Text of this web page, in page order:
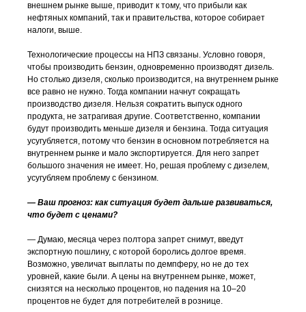
внешнем рынке выше, приводит к тому, что прибыли как
нефтяных компаний, так и правительства, которое собирает
налоги, выше.
Технологические процессы на НПЗ связаны. Условно говоря,
чтобы производить бензин, одновременно производят дизель.
Но столько дизеля, сколько производится, на внутреннем рынке
все равно не нужно. Тогда компании начнут сокращать
производство дизеля. Нельзя сократить выпуск одного
продукта, не затрагивая другие. Соответственно, компании
будут производить меньше дизеля и бензина. Тогда ситуация
усугубляется, потому что бензин в основном потребляется на
внутреннем рынке и мало экспортируется. Для него запрет
большого значения не имеет. Но, решая проблему с дизелем,
усугубляем проблему с бензином.
— Ваш прогноз: как ситуация будет дальше развиваться,
что будет с ценами?
— Думаю, месяца через полтора запрет снимут, введут
экспортную пошлину, с которой боролись долгое время.
Возможно, увеличат выплаты по демпферу, но не до тех
уровней, какие были. А цены на внутреннем рынке, может,
снизятся на несколько процентов, но падения на 10–20
процентов не будет для потребителей в рознице.